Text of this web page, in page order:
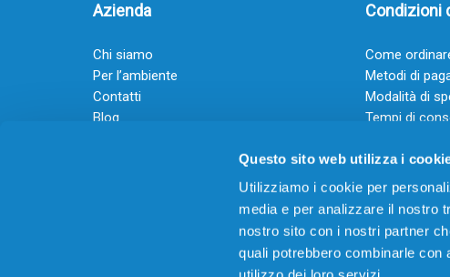
Questo sito web utilizza i
Utilizziamo i cookie per
media e per analizzare il nostro
nostro sito con i nostri partner
quali potrebbero combinarle
Azienda
Chi siamo
Per l’ambiente
Contatti
Blog
Guadagna con il Dropship
Condizioni
Come
Metodi di
Modalità di
Tempi di